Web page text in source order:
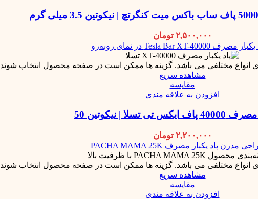
۲,۵۰۰,۰۰۰ تومان
انواع مختلفی می باشد. گزینه ها ممکن است در صفحه محصول انتخاب شوند
مشاهده سریع
مقایسه
افزودن به علاقه مندی
تی تسلا | نیکوتین 50
۲,۲۰۰,۰۰۰ تومان
انواع مختلفی می باشد. گزینه ها ممکن است در صفحه محصول انتخاب شوند
مشاهده سریع
مقایسه
افزودن به علاقه مندی